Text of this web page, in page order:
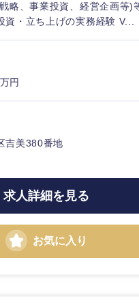
略、事業投資、経営企画等)
資・立ち上げの実務経験 V...
円
吉美380番地
求人詳細を見る
お気に入り